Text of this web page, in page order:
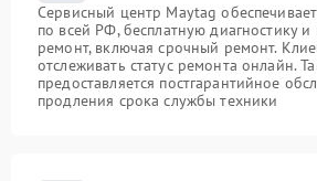
Сервисный центр Maytag
по всей РФ, бесплатную диагностику и
ремонт, включая срочный ремонт.
отслеживать статус ремонта онлайн.
предоставляется постгарантийное
продления срока службы техники